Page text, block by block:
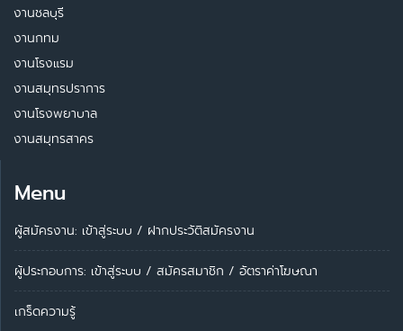
งานชลบุรี
งานกทม
งานโรงแรม
งานสมุทรปราการ
งานโรงพยาบาล
งานสมุทรสาคร
Menu
ผู้สมัครงาน: เข้าสู่ระบบ / ฝากประวัติสมัครงาน
ผู้ประกอบการ: เข้าสู่ระบบ / สมัครสมาชิก / อัตราค่าโฆษณา
เกร็ดความรู้